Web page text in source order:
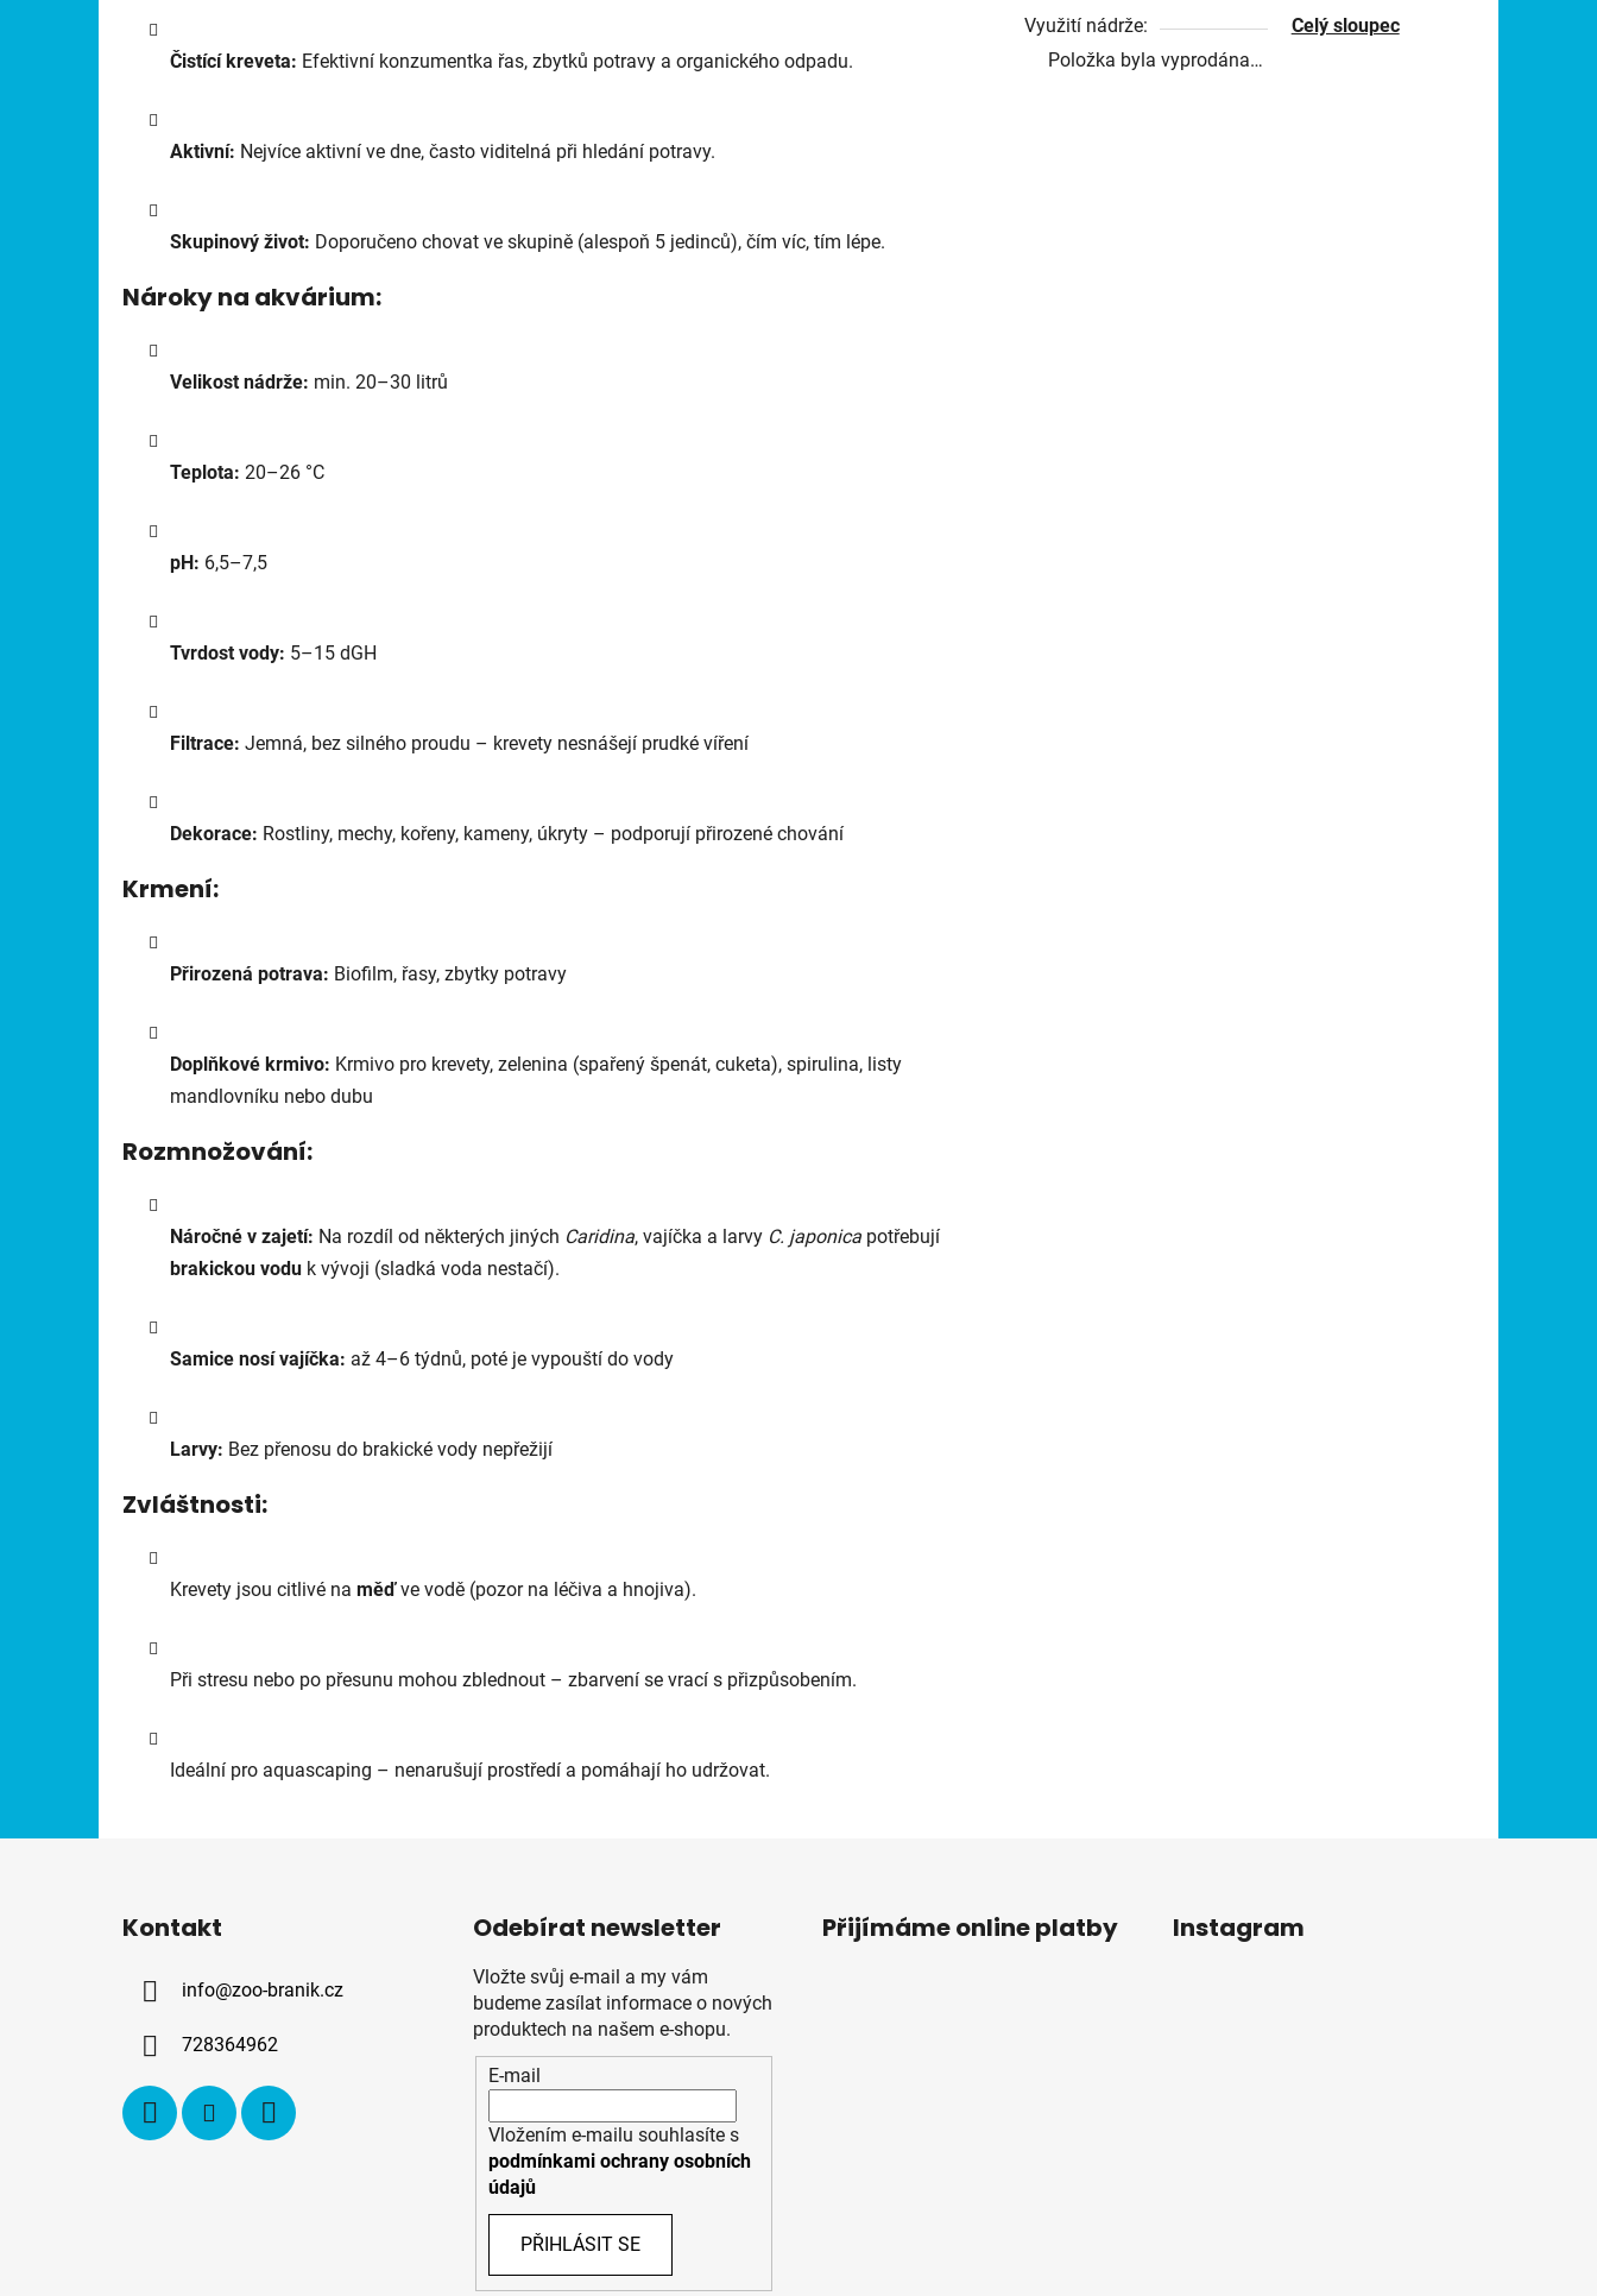
Čistící kreveta: Efektivní konzumentka řas, zbytků potravy a organického odpadu.
Aktivní: Nejvíce aktivní ve dne, často viditelná při hledání potravy.
Skupinový život: Doporučeno chovat ve skupině (alespoň 5 jedinců), čím víc, tím lépe.
Nároky na akvárium:
Velikost nádrže: min. 20–30 litrů
Teplota: 20–26 °C
pH: 6,5–7,5
Tvrdost vody: 5–15 dGH
Filtrace: Jemná, bez silného proudu – krevety nesnášejí prudké víření
Dekorace: Rostliny, mechy, kořeny, kameny, úkryty – podporují přirozené chování
Krmení:
Přirozená potrava: Biofilm, řasy, zbytky potravy
Doplňkové krmivo: Krmivo pro krevety, zelenina (spařený špenát, cuketa), spirulina, listy
mandlovníku nebo dubu
Rozmnožování:
Náročné v zajetí: Na rozdíl od některých jiných Caridina, vajíčka a larvy C. japonica potřebují
brakickou vodu k vývoji (sladká voda nestačí).
Samice nosí vajíčka: až 4–6 týdnů, poté je vypouští do vody
Larvy: Bez přenosu do brakické vody nepřežijí
Zvláštnosti:
Krevety jsou citlivé na měďve vodě (pozor na léčiva a hnojiva).
Při stresu nebo po přesunu mohou zblednout – zbarvení se vrací s přizpůsobením.
Ideální pro aquascaping – nenarušují prostředí a pomáhají ho udržovat.
Využití nádrže:
Celý sloupec
Položka byla vyprodána…
Kontakt
info@zoo-branik.cz
728364962
Odebírat newsletter
Vložte svůj e-mail a my vám
budeme zasílat informace o nových
produktech na našem e-shopu.
E-mail
Vložením e-mailu souhlasíte s
podmínkami ochrany osobních
údajů
PŘIHLÁSIT SE
Přijímáme online platby Instagram